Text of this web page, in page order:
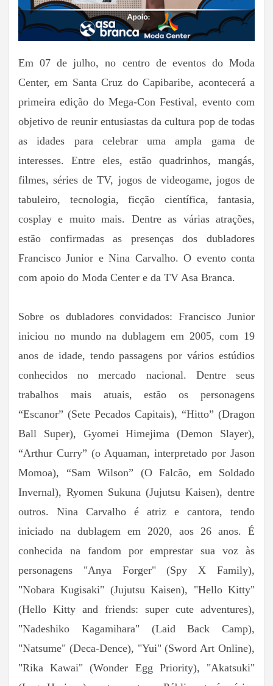
Em 07 de julho, no centro de eventos do Moda
Center, em Santa Cruz do Capibaribe, acontecerá a
primeira edição do Mega-Con Festival, evento com
objetivo de reunir entusiastas da cultura pop de todas
as idades para celebrar uma ampla gama de
interesses. Entre eles, estão quadrinhos, mangás,
filmes, séries de TV, jogos de videogame, jogos de
tabuleiro, tecnologia, ficção científica, fantasia,
cosplay e muito mais. Dentre as várias atrações,
estão confirmadas as presenças dos dubladores
Francisco Junior e Nina Carvalho. O evento conta
com apoio do Moda Center e da TV Asa Branca.
Sobre os dubladores convidados: Francisco Junior
iniciou no mundo na dublagem em 2005, com 19
anos de idade, tendo passagens por vários estúdios
conhecidos no mercado nacional. Dentre seus
trabalhos mais atuais, estão os personagens
“Escanor” (Sete Pecados Capitais), “Hitto” (Dragon
Ball Super), Gyomei Himejima (Demon Slayer),
“Arthur Curry” (o Aquaman, interpretado por Jason
Momoa), “Sam Wilson” (O Falcão, em Soldado
Invernal), Ryomen Sukuna (Jujutsu Kaisen), dentre
outros. Nina Carvalho é atriz e cantora, tendo
iniciado na dublagem em 2020, aos 26 anos. É
conhecida na fandom por emprestar sua voz às
personagens "Anya Forger" (Spy X Family),
"Nobara Kugisaki" (Jujutsu Kaisen), "Hello Kitty"
(Hello Kitty and friends: super cute adventures),
"Nadeshiko Kagamihara" (Laid Back Camp),
"Natsume" (Deca-Dence), "Yui" (Sword Art Online),
"Rika Kawai" (Wonder Egg Priority), "Akatsuki"